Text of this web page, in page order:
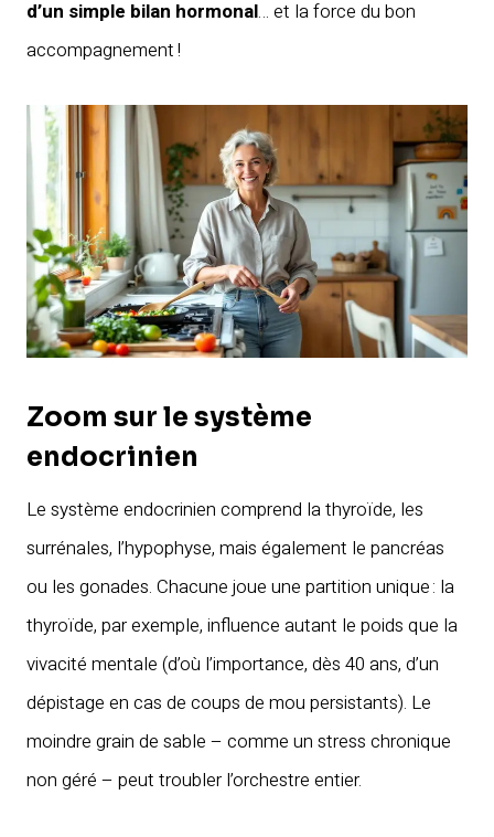
d’un simple bilan hormonal… et la force du bon
accompagnement !
Zoom sur le système
endocrinien
Le système endocrinien comprend la thyroïde, les
surrénales, l’hypophyse, mais également le pancréas
ou les gonades. Chacune joue une partition unique : la
thyroïde, par exemple, influence autant le poids que la
vivacité mentale (d’où l’importance, dès 40 ans, d’un
dépistage en cas de coups de mou persistants). Le
moindre grain de sable – comme un stress chronique
non géré – peut troubler l’orchestre entier.